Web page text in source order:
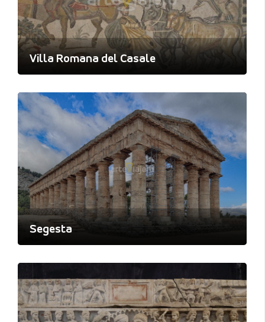
Villa Romana del Casale
Segesta